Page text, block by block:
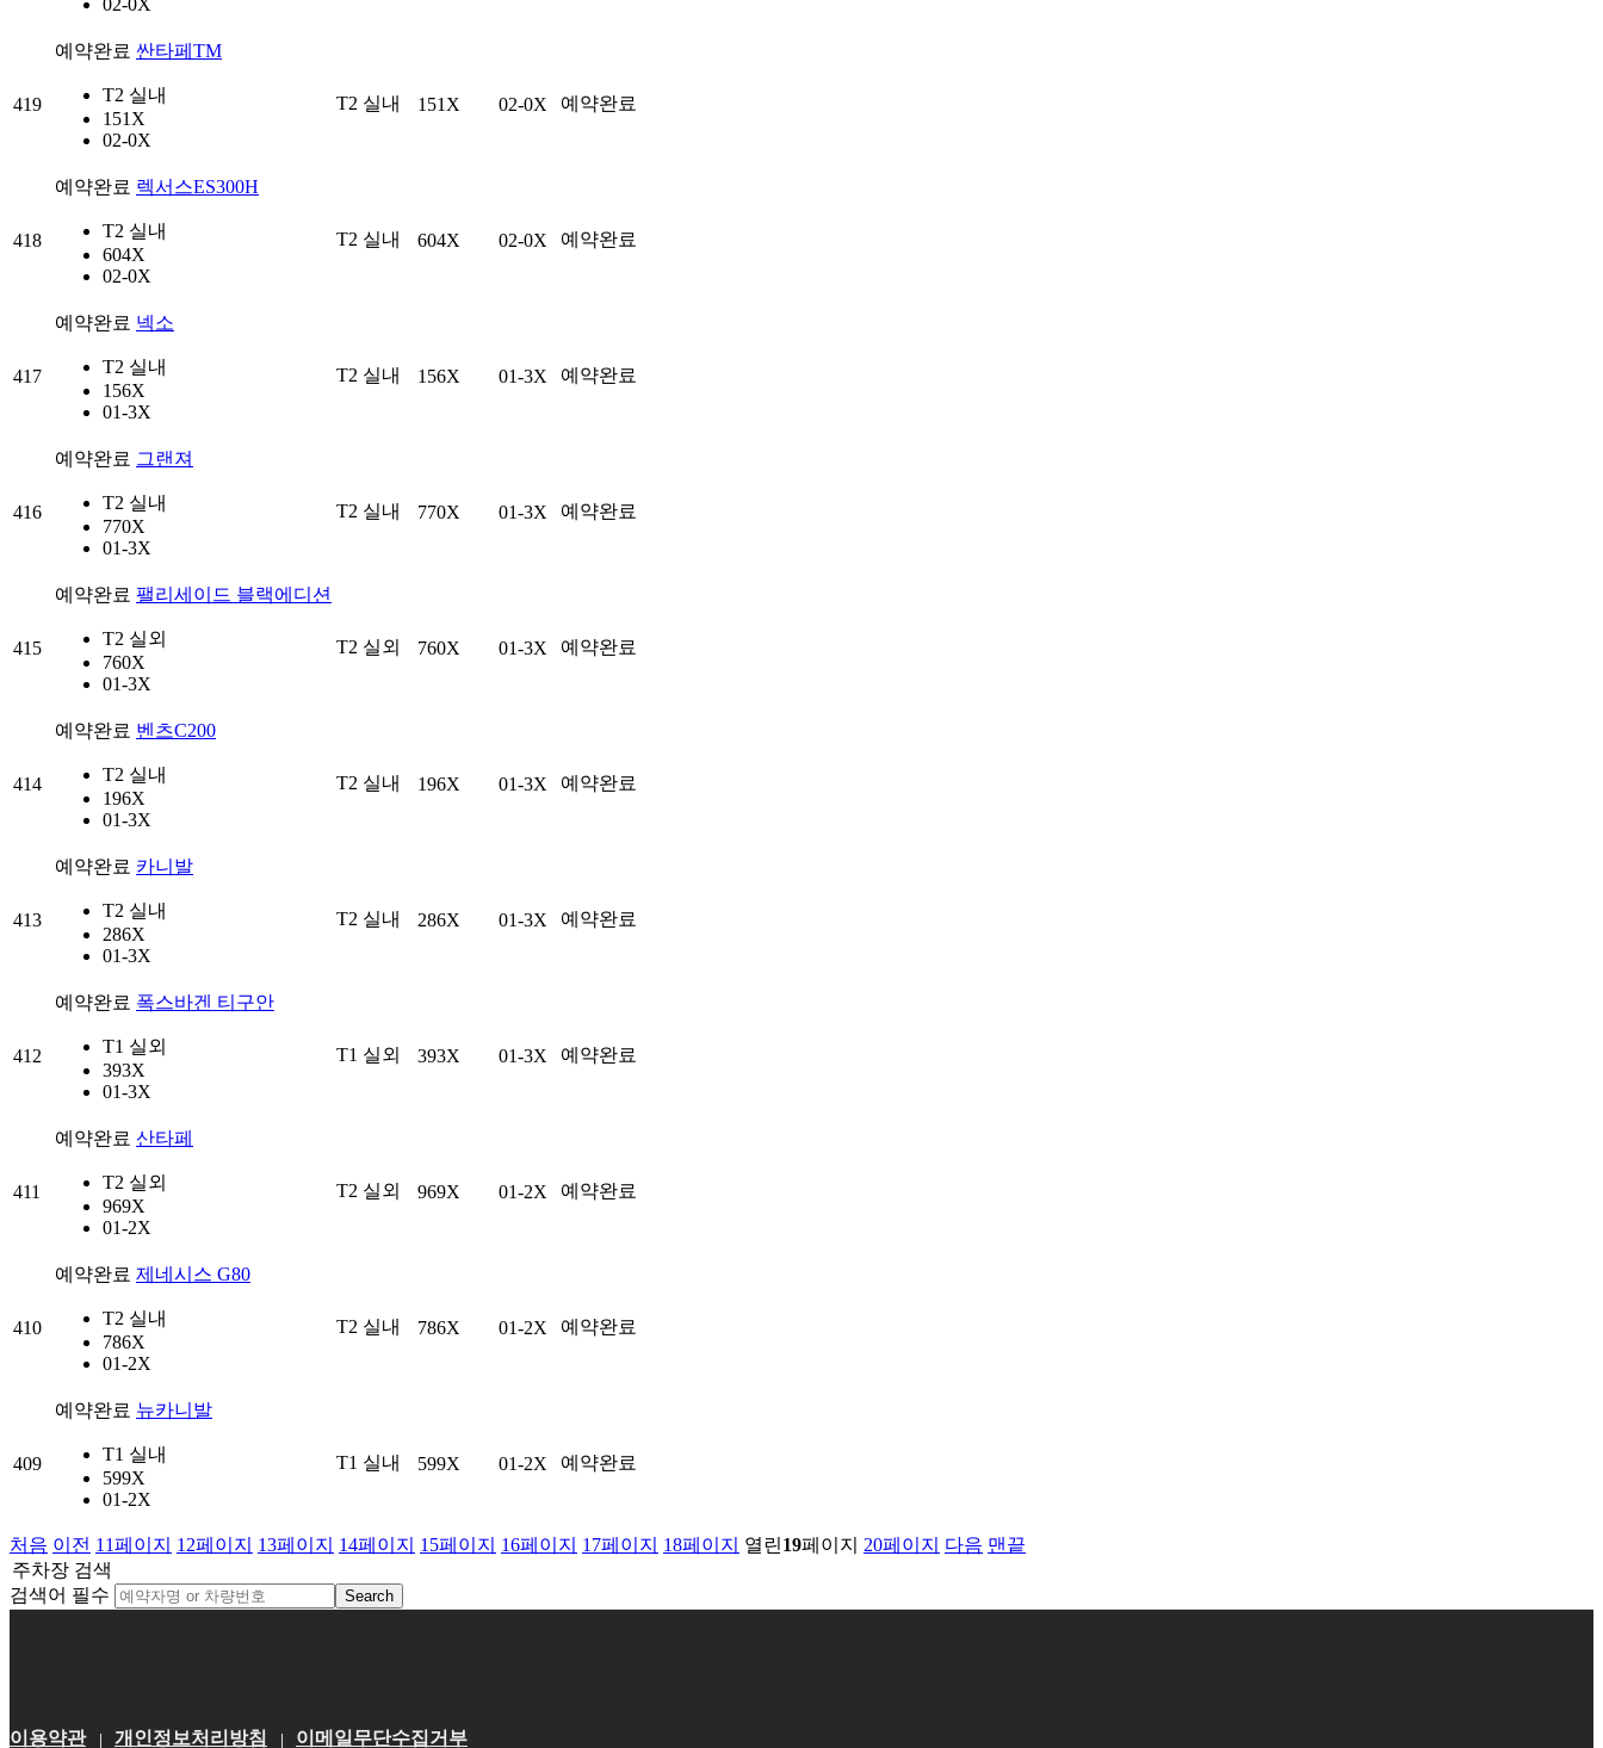
419
예약완료 싼타페TM
T2 실내
151X
02-0X
T2 실내 151X 02-0X 예약완료
418
예약완료 렉서스ES300H
T2 실내
604X
02-0X
T2 실내 604X 02-0X 예약완료
417
예약완료 넥소
T2 실내
156X
01-3X
T2 실내 156X 01-3X 예약완료
416
예약완료 그랜져
T2 실내
770X
01-3X
T2 실내 770X 01-3X 예약완료
415
예약완료 팰리세이드 블랙에디션
T2 실외
760X
01-3X
T2 실외 760X 01-3X 예약완료
414
예약완료 벤츠C200
T2 실내
196X
01-3X
T2 실내 196X 01-3X 예약완료
413
예약완료 카니발
T2 실내
286X
01-3X
T2 실내 286X 01-3X 예약완료
412
예약완료 폭스바겐 티구안
T1 실외
393X
01-3X
T1 실외 393X 01-3X 예약완료
411
예약완료 산타페
T2 실외
969X
01-2X
T2 실외 969X 01-2X 예약완료
410
예약완료 제네시스 G80
T2 실내
786X
01-2X
T2 실내 786X 01-2X 예약완료
409
예약완료 뉴카니발
T1 실내
599X
01-2X
T1 실내 599X 01-2X 예약완료
처음 이전 11페이지 12페이지 13페이지 14페이지 15페이지 16페이지 17페이지 18페이지 열린19페이지 20페이지 다음 맨끝
주차장 검색
검색어 필수
Search
이용약관 개인정보처리방침 이메일무단수집거부